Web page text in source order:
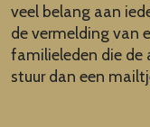
veel belang aan
de vermelding van
familieleden die de
stuur dan een